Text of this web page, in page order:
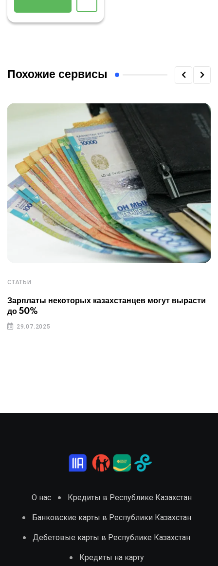
Похожие сервисы
СТАТЬИ
Зарплаты некоторых казахстанцев могут вырасти
до 50%
29.07.2025
О нас Кредиты в Республике Казахстан
Банковские карты в Республики Казахстан
Дебетовые карты в Республике Казахстан
Кредиты на карту